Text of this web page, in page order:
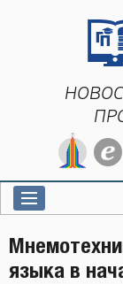
языка в